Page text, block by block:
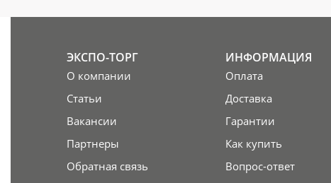
ЭКСПО-ТОРГ
О компании
Статьи
Вакансии
Партнеры
Обратная связь
ИНФОРМАЦИЯ
Оплата
Доставка
Гарантии
Как купить
Вопрос-ответ